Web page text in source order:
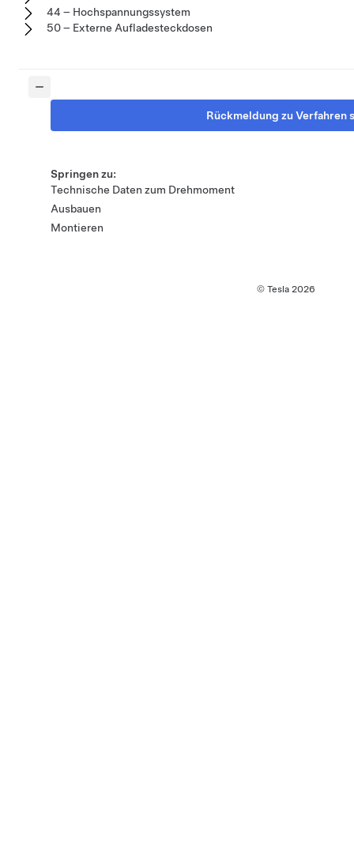
44 – Hochspannungssystem
50 – Externe Aufladesteckdosen
Rückmeldung zu Verfahren
Springen zu:
Technische Daten zum Drehmoment
Ausbauen
Montieren
© Tesla 2026